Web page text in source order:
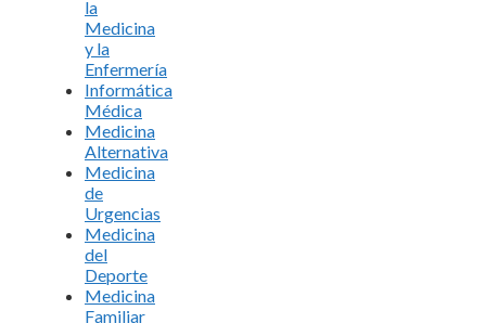
la
Medicina
y la
Enfermería
Informática
Médica
Medicina
Alternativa
Medicina
de
Urgencias
Medicina
del
Deporte
Medicina
Familiar